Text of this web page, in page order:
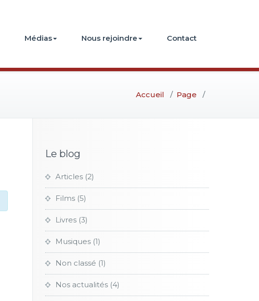
Médias Nous rejoindre Contact
Accueil / Page /
Le blog
Articles (2)
Films (5)
Livres (3)
Musiques (1)
Non classé (1)
Nos actualités (4)